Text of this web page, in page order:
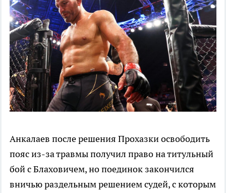
Анкалаев после решения Прохазки освободить
пояс из-за травмы получил право на титульный
бой с Блаховичем, но поединок закончился
вничью раздельным решением судей, с которым